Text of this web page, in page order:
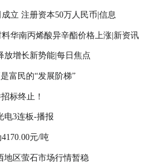
立 注册资本50万人民币|信息
华南丙烯酸异辛酯价格上涨|新资讯
放增长新势能|每日焦点
富民的“发展阶梯”
标终止！
电3连板-播报
元/吨
地区萤石市场行情暂稳